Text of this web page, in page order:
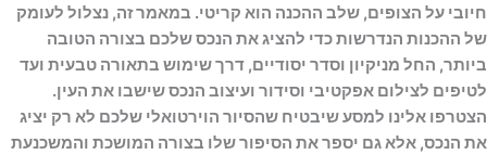
חיובי על הצופים, שלב ההכנה הוא קריטי. במאמר זה, נצלול לעומק
של ההכנות הנדרשות כדי להציג את הנכס שלכם בצורה הטובה
ביותר, החל מניקיון וסדר יסודיים, דרך שימוש בתאורה טבעית ועד
לטיפים לצילום אפקטיבי וסידור ועיצוב הנכס שישבו את העין.
הצטרפו אלינו למסע שיבטיח שהסיור הוירטואלי שלכם לא רק יציג
את הנכס, אלא גם יספר את הסיפור שלו בצורה המושכת והמשכנעת